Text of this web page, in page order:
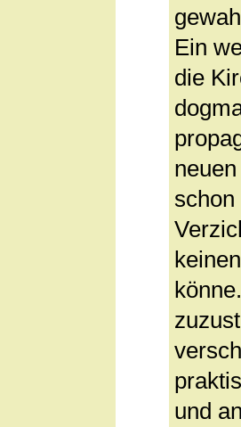
Ein
die
und